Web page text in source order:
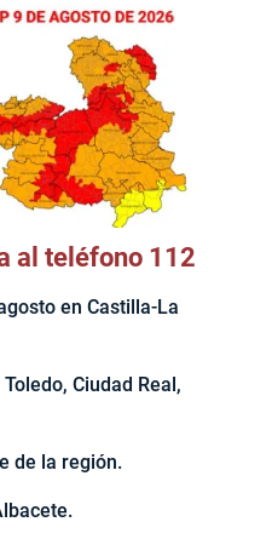
al teléfono 112
en Castilla-La
Ciudad Real,
de la región.